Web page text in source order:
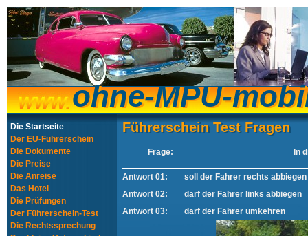
ohne-MPU-
ohne-MPU-
Die Startseite
Der EU-Führerschein
Die Dokumente
Die Preise
Die Anreise
Das Hotel
Die Prüfungen
Der Führerschein-Test
Die Rechtssprechung
Führerschein Test Fragen
Führerschein Test Fragen
Frage: In
Antwort 01:
soll der Fahrer rechts abbiegen
Antwort 02:
darf der Fahrer links abbiegen
Antwort 03:
darf der Fahrer umkehren